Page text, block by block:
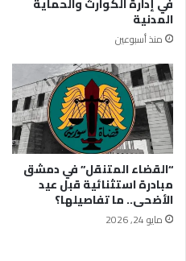
المدنية
منذ أسبوعين
“القضاء المتنقل” في دمشق
مبادرة استثنائية قبل عيد
الأضحى.. ما تفاصيلها؟
مايو 24, 2026